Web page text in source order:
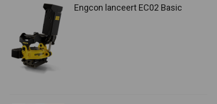
Engcon lanceert EC02 Basic